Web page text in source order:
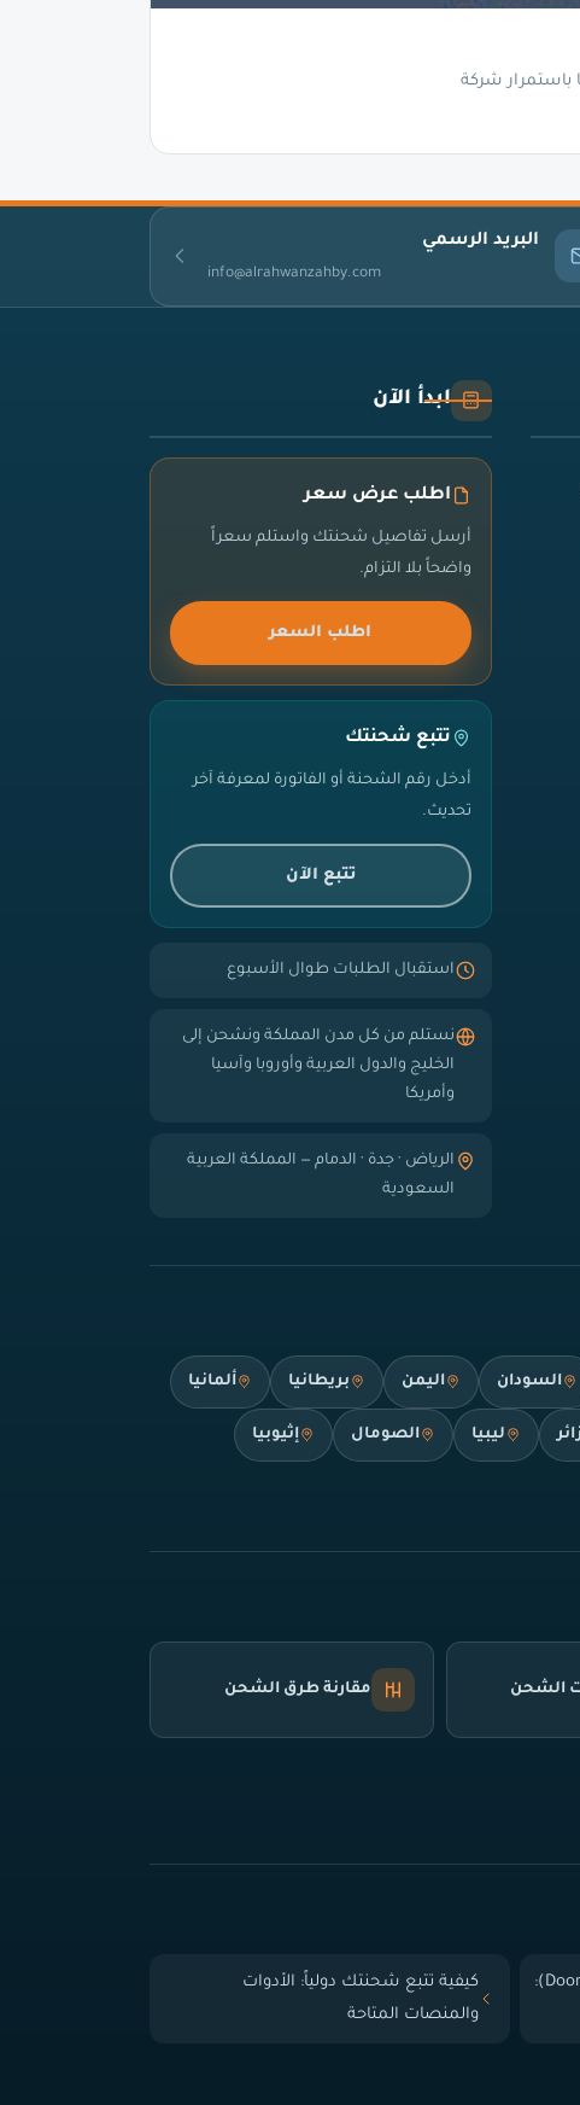
شركة
البريد الرسمي
info@alrahwanzahby.com
ابدأ الآن
اطلب عرض سعر
أرسل تفاصيل شحنتك واستلم سعراً
واضحاً بلا التزام.
اطلب السعر
تتبع شحنتك
أدخل رقم الشحنة أو الفاتورة لمعرفة آخر
تحديث.
تتبع الآن
استقبال الطلبات طوال الأسبوع
نستلم من كل مدن المملكة ونشحن إلى
الخليج والدول العربية وأوروبا وآسيا
وأمريكا
الرياض · جدة · الدمام — المملكة العربية
السعودية
السودان اليمن بريطانيا ألمانيا
ليبيا الصومال إثيوبيا
الشحن مقارنة طرق الشحن
الشحن من الباب إلى الباب (Door-to-Door):
كيفية تتبع شحنتك دولياً: الأدوات
والمنصات المتاحة